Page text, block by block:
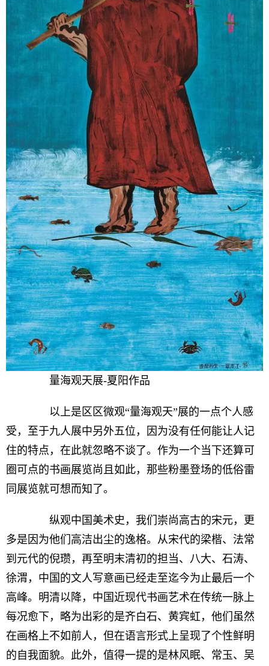
量海观天展-夏阳作品
以上是区区微观“量海观天”展的一点个人感
受，至于九人展中另外五位，因为没有任何能让人记
住的特点，在此就忽略不谈了。作为一个当下还算可
圈可点的书画展览尚且如此，那些粉墨登场的低俗雷
同展览就可想而知了。
纵观中国美术史，我们崇尚高古的宋元，更
多是因为他们高洁出尘的逸格。从宋代的梁楷、法常
到元代的倪瓒，再至明末清初的担当、八大、石涛、
徐渭，中国的文人写意画已经走至迄今为止最后一个
高峰。明清以降，中国近现代书画艺术在传统一脉上
每况愈下，略为出彩的是齐白石、黄宾虹，他们虽然
在画格上不如前人，但在语言形式上呈现了个性鲜明
的自我面貌。此外，值得一提的是林风眠、常玉、吴